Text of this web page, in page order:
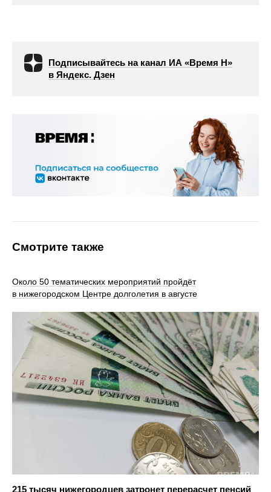
Подписывайтесь на канал ИА «Время Н»
в Яндекс. Дзен
Смотрите также
Около 50 тематических мероприятий пройдёт
в нижегородском Центре долголетия в августе
215 тысяч нижегородцев затронет перерасчет пенсий